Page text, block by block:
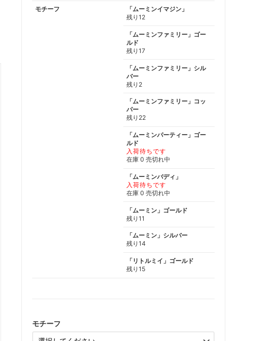
モチーフ
「ムーミンイマジン」
残り12
「ムーミンファミリー」ゴー
ルド
残り17
「ムーミンファミリー」シル
バー
残り2
「ムーミンファミリー」コッ
パー
残り22
「ムーミンパーティー」ゴー
ルド
入荷待ちです
在庫 0 売切れ中
「ムーミンバディ」
入荷待ちです
在庫 0 売切れ中
「ムーミン」ゴールド
残り11
「ムーミン」シルバー
残り14
「リトルミイ」ゴールド
残り15
モチーフ